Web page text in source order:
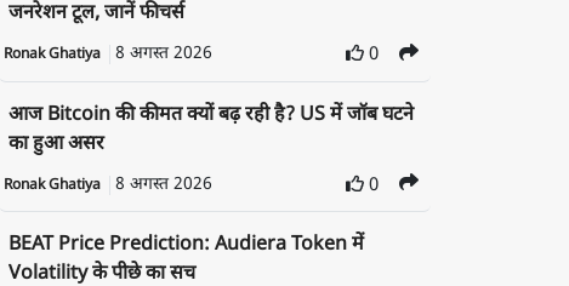
जनरेशन टूल, जानें फीचर्स
Ronak Ghatiya 8 अगस्त 2026 0
आज Bitcoin की कीमत क्यों बढ़ रही है? US में जॉब घटने
का हुआ असर
Ronak Ghatiya 8 अगस्त 2026 0
BEAT Price Prediction: Audiera Token में
Volatility के पीछे का सच